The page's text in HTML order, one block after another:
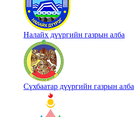
Налайх дүүргийн газрын алба
Сүхбаатар дүүргийн газрын алба